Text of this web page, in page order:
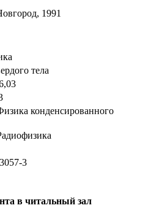
1991
тела
конденсированного
3
в читальный зал